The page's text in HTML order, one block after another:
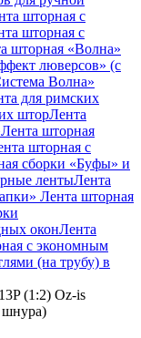
шторная с
шторная с
шторная «Волна»
люверсов» (с
Волна»
для римских
шторЛента
Лента шторная
шторная с
сборки «Буфы» и
лентыЛента
Лента шторная
оконЛента
с экономным
(на трубу) в
(1:2) Oz-is
шнура)